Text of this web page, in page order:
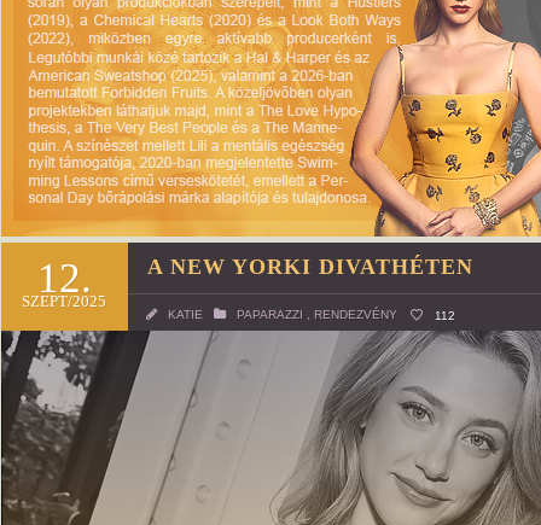
12.
SZEPT/2025
A NEW YORKI DIVATHÉTEN
KATIE PAPARAZZI RENDEZVÉNY 112